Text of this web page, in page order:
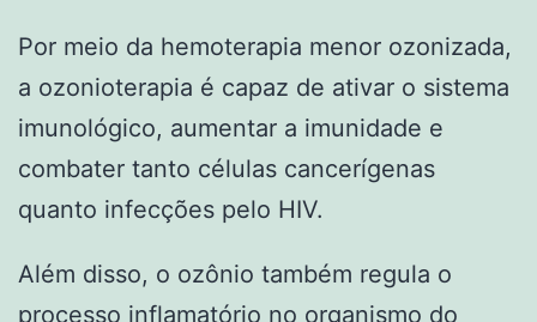
Por meio da hemoterapia menor ozonizada,
a ozonioterapia é capaz de ativar o sistema
imunológico, aumentar a imunidade e
combater tanto células cancerígenas
quanto infecções pelo HIV.
Além disso, o ozônio também regula o
processo inflamatório no organismo do